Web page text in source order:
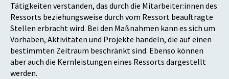
Tätigkeiten verstanden, das durch die Mitarbeiter:innen des
Ressorts beziehungsweise durch vom Ressort beauftragte
Stellen erbracht wird. Bei den Maßnahmen kann es sich um
Vorhaben, Aktivitäten und Projekte handeln, die auf einen
bestimmten Zeitraum beschränkt sind. Ebenso können
aber auch die Kernleistungen eines Ressorts dargestellt
werden.